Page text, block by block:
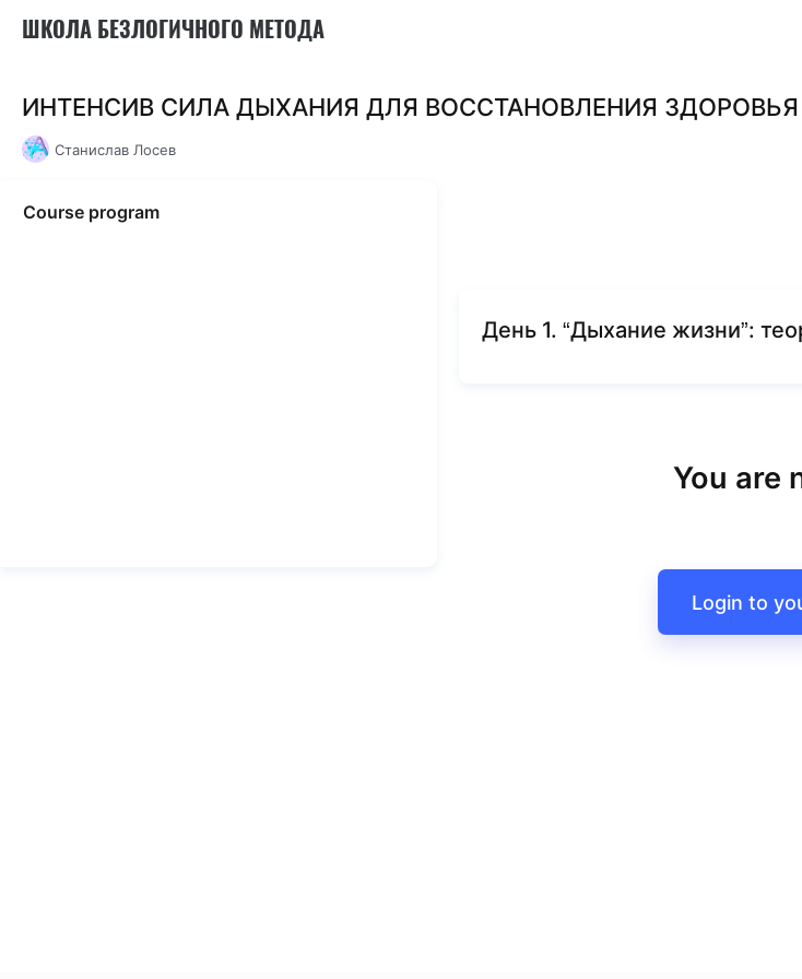
ШКОЛА БЕЗЛОГИЧНОГО МЕТОДА
ИНТЕНСИВ СИЛА ДЫХАНИЯ ДЛЯ ВОССТАНОВЛЕНИЯ ЗДОРОВЬЯ
Станислав Лосев
Course program
День 1. “Дыхание жизни”:
You are
Login to